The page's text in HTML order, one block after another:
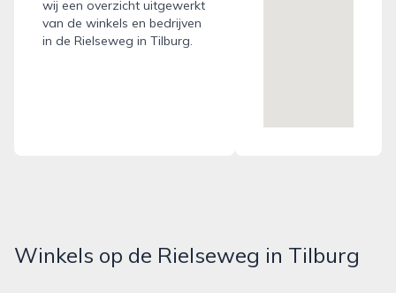
wij een overzicht uitgewerkt
van de winkels en bedrijven
in de Rielseweg in Tilburg.
Winkels op de Rielseweg in Tilburg